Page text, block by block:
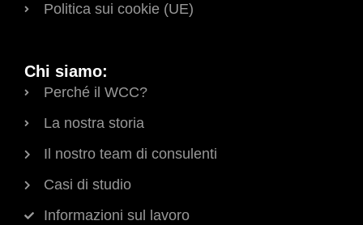
Politica sui cookie (UE)
Chi siamo:
Perché il WCC?
La nostra storia
Il nostro team di consulenti
Casi di studio
Informazioni sul lavoro